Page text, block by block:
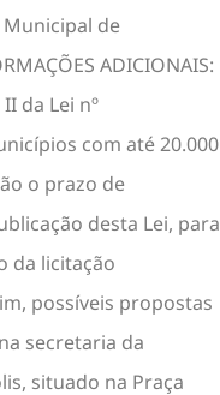
de
ADICIONAIS:
da Lei nº
com até 20.000
o prazo de
desta Lei, para
da licitação
possíveis propostas
secretaria da
situado na Praça